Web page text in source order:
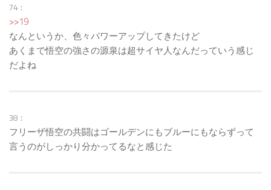
74：
>>19
なんというか、色々パワーアップしてきたけど
あくまで悟空の強さの源泉は超サイヤ人なんだっていう感じ
だよね
38：
フリーザ悟空の共闘はゴールデンにもブルーにもならずって
言うのがしっかり分かってるなと感じた